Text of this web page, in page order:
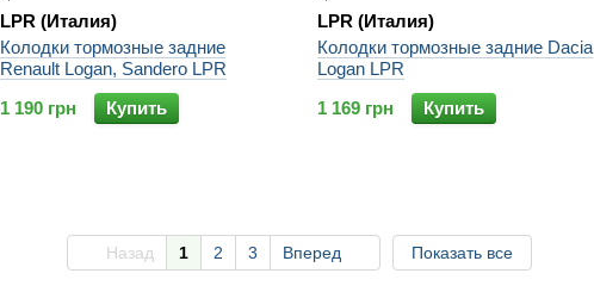
LPR (Италия)
Колодки тормозные задние
Renault Logan, Sandero LPR
1 190 грн
Купить
LPR (Италия)
Колодки тормозные задние Dacia
Logan LPR
1 169 грн
Купить
Назад 1 2 3 Вперед Показать все